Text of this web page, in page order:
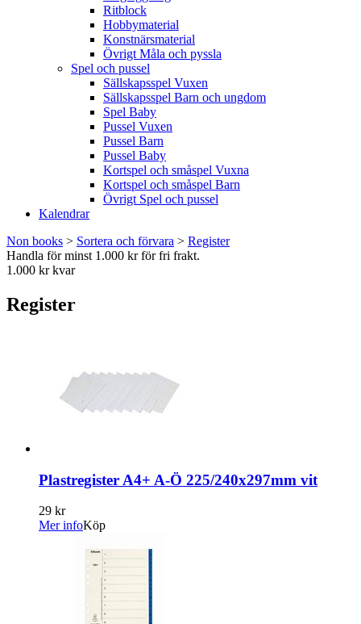
Ritblock
Hobbymaterial
Konstnärsmaterial
Övrigt Måla och pyssla
Spel och pussel
Sällskapsspel Vuxen
Sällskapsspel Barn och ungdom
Spel Baby
Pussel Vuxen
Pussel Barn
Pussel Baby
Kortspel och småspel Vuxna
Kortspel och småspel Barn
Övrigt Spel och pussel
Kalendrar
Non books > Sortera och förvara > Register
Handla för minst 1.000 kr för fri frakt.
1.000 kr kvar
Register
Plastregister A4+ A-Ö 225/240x297mm vit
29 kr
Mer infoKöp